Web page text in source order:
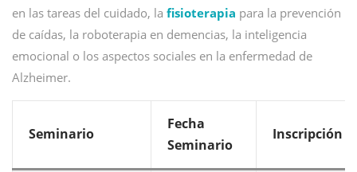
en las tareas del cuidado, la fisioterapia para la prevención
de caídas, la roboterapia en demencias, la inteligencia
emocional o los aspectos sociales en la enfermedad de
Alzheimer.
Seminario
Fecha
Seminario
Inscripción